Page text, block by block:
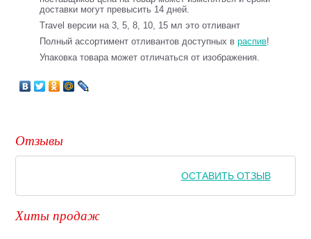
доставки могут превысить 14 дней.
Travel версии на 3, 5, 8, 10, 15 мл это отливант
Полный ассортимент отливантов доступных враспив!
Упаковка товара может отличаться от изображения.
Отзывы
ОСТАВИТЬ ОТЗЫВ
Хиты продаж